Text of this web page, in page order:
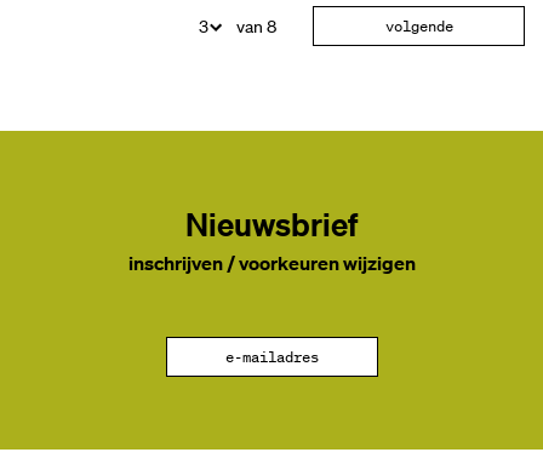
van 8 volgende
Nieuwsbrief
inschrijven / voorkeuren wijzigen
e-mailadres